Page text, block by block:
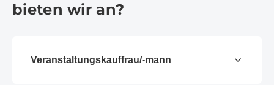
bieten wir an?
Veranstaltungskauffrau/-mann